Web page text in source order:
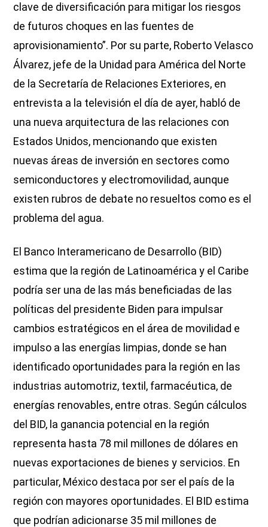
clave de diversificación para mitigar los riesgos
de futuros choques en las fuentes de
aprovisionamiento”. Por su parte, Roberto Velasco
Álvarez, jefe de la Unidad para América del Norte
de la Secretaría de Relaciones Exteriores, en
entrevista a la televisión el día de ayer, habló de
una nueva arquitectura de las relaciones con
Estados Unidos, mencionando que existen
nuevas áreas de inversión en sectores como
semiconductores y electromovilidad, aunque
existen rubros de debate no resueltos como es el
problema del agua.
El Banco Interamericano de Desarrollo (BID)
estima que la región de Latinoamérica y el Caribe
podría ser una de las más beneficiadas de las
políticas del presidente Biden para impulsar
cambios estratégicos en el área de movilidad e
impulso a las energías limpias, donde se han
identificado oportunidades para la región en las
industrias automotriz, textil, farmacéutica, de
energías renovables, entre otras. Según cálculos
del BID, la ganancia potencial en la región
representa hasta 78 mil millones de dólares en
nuevas exportaciones de bienes y servicios. En
particular, México destaca por ser el país de la
región con mayores oportunidades. El BID estima
que podrían adicionarse 35 mil millones de